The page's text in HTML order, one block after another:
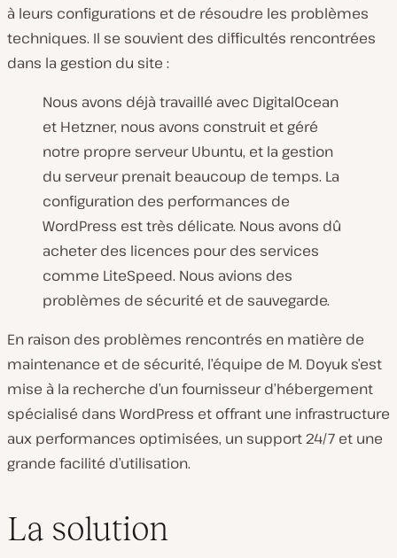
à leurs configurations et de résoudre les problèmes
techniques. Il se souvient des difficultés rencontrées
dans la gestion du site :
Nous avons déjà travaillé avec DigitalOcean
et Hetzner, nous avons construit et géré
notre propre serveur Ubuntu, et la gestion
du serveur prenait beaucoup de temps. La
configuration des performances de
WordPress est très délicate. Nous avons dû
acheter des licences pour des services
comme LiteSpeed. Nous avions des
problèmes de sécurité et de sauvegarde.
En raison des problèmes rencontrés en matière de
maintenance et de sécurité, l’équipe de M. Doyuk s’est
mise à la recherche d’un fournisseur d’hébergement
spécialisé dans WordPress et offrant une infrastructure
aux performances optimisées, un support 24/7 et une
grande facilité d’utilisation.
La solution